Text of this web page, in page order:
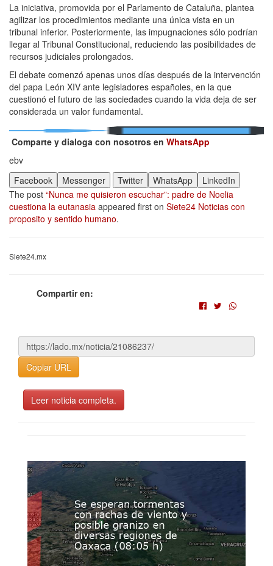
La iniciativa, promovida por el Parlamento de Cataluña, plantea
agilizar los procedimientos mediante una única vista en un
tribunal inferior. Posteriormente, las impugnaciones sólo podrían
llegar al Tribunal Constitucional, reduciendo las posibilidades de
recursos judiciales prolongados.
El debate comenzó apenas unos días después de la intervención
del papa León XIV ante legisladores españoles, en la que
cuestionó el futuro de las sociedades cuando la vida deja de ser
considerada un valor fundamental.
Comparte y dialoga con nosotros en WhatsApp
ebv
Facebook
Messenger Twitter WhatsApp
LinkedIn
The post “Nunca me quisieron escuchar”: padre de Noelia
cuestiona la eutanasia appeared first on Siete24 Noticias con
proposito y sentido humano.
Siete24.mx
Compartir en:
Copiar URL
Leer noticia completa.